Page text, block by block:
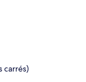
carrés)